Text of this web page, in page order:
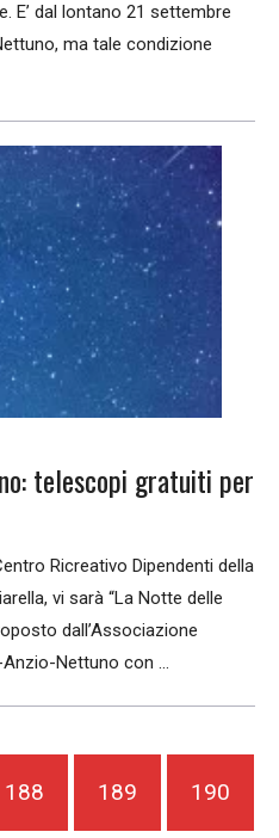
E’ dal lontano 21 settembre
ma tale condizione
telescopi gratuiti per
Ricreativo Dipendenti della
vi sarà “La Notte delle
dall’Associazione
Nettuno con ...
188 189 190